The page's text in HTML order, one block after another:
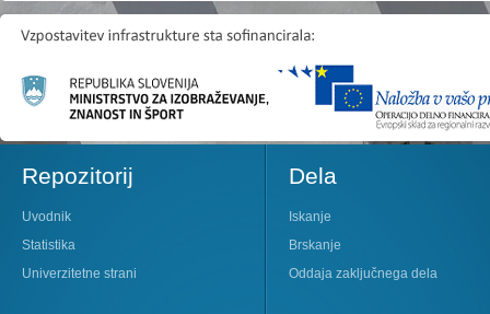
Repozitorij
Uvodnik
Statistika
Univerzitetne strani
Dela
Iskanje
Brskanje
Oddaja zaključnega dela